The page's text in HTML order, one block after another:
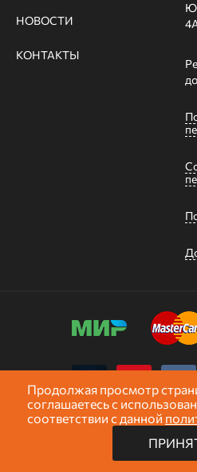
587,40 p.≅ 29.37 руб. за 1 шт.
Карта сайта
НОВОСТИ
КОНТАКТЫ
Продолжая просмотр
соглашаетесь с
соответствии с данной